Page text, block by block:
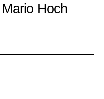
Hoch